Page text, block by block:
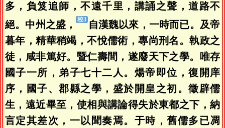
多，負笈追師，不遠千里，講誦之聲，道路不
絕。中州之盛，
自漢魏以來，一時而已。及帝
暮年，精華稍竭，不悅儒術，專尚刑名。執政之
徒，咸非篤好。暨仁壽間，遂廢天下之學。唯存
國子一所，弟子七十二人。煬帝即位，復開庠
序，國子、郡縣之學，盛於開皇之初。徵辟儒
生，遠近畢至，使相與講論得失於東都之下，納
言定其差次，一以聞奏焉。于時，舊儒多已凋